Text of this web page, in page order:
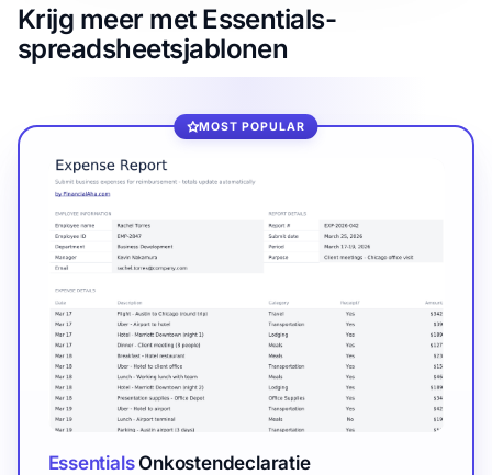
Krijg meer met Essentials-
spreadsheetsjablonen
MOST POPULAR
EssentialsOnkostendeclaratie